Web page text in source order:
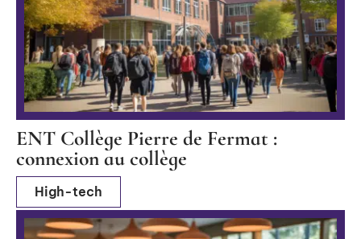
ENT Collège Pierre de Fermat :
connexion au collège
High-tech